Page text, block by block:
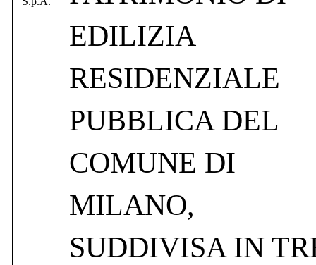
EDILIZIA
RESIDENZIALE
PUBBLICA DEL
COMUNE DI
MILANO,
SUDDIVISA IN